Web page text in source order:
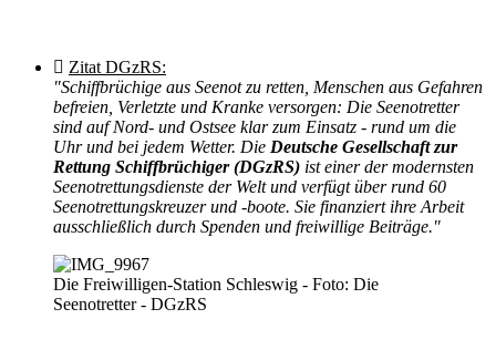
Zitat DGzRS:
"Schiffbrüchige aus Seenot zu retten, Menschen aus Gefahren
befreien, Verletzte und Kranke versorgen: Die Seenotretter
sind auf Nord- und Ostsee klar zum Einsatz - rund um die
Uhr und bei jedem Wetter. Die Deutsche Gesellschaft zur
Rettung Schiffbrüchiger (DGzRS) ist einer der modernsten
Seenotrettungsdienste der Welt und verfügt über rund 60
Seenotrettungskreuzer und -boote. Sie finanziert ihre Arbeit
ausschließlich durch Spenden und freiwillige Beiträge."
Die Freiwilligen-Station Schleswig - Foto: Die
Seenotretter - DGzRS